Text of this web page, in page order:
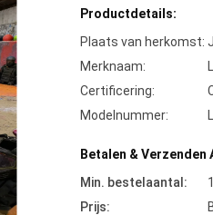
Productdetails:
Plaats van herkomst:
Merknaam:
Certificering:
Modelnummer:
Betalen &
Min. bestelaantal:
Prijs: